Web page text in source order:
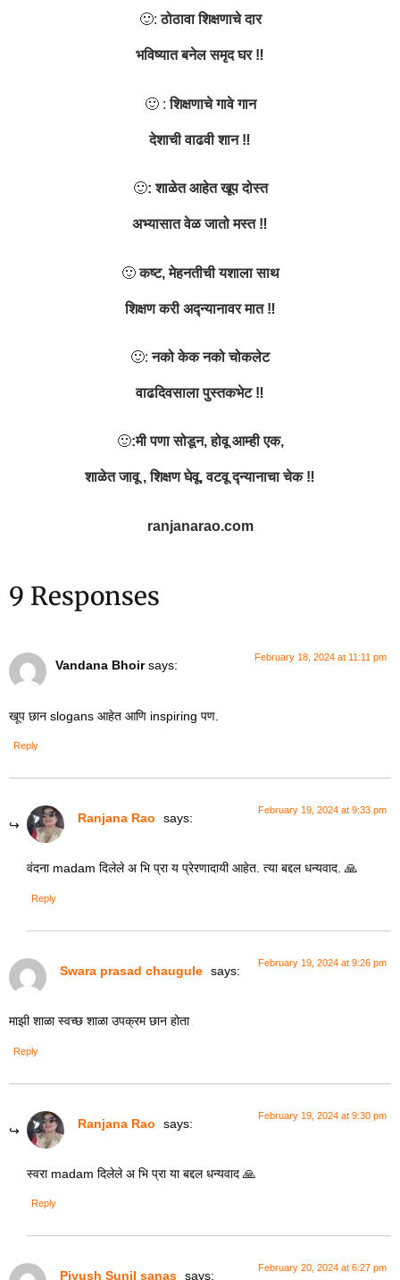
🙂:ठोठावा शिक्षणाचे दार
भविष्यात बनेल समृद घर ‼️
🙂 :शिक्षणाचे गावे गान
देशाची वाढवी शान ‼️
🙂: शाळेत आहेत खूप दोस्त
अभ्यासात वेळ जातो मस्त ‼️
🙂कष्ट, मेहनतीची यशाला साथ
शिक्षण करी अद्न्यानावर मात ‼️
🙂:नको केक नको चोकलेट
वाढदिवसाला पुस्तकभेट ‼️
🙂:मी पणा सोडून, होवू आम्ही एक,
शाळेत जावू , शिक्षण घेवू, वटवू द्न्यानाचा चेक ‼️
ranjanarao.com
9 Responses
Vandana Bhoir says:
February 18, 2024 at 11:11 pm
खूप छान slogans आहेत आणि inspiring पण.
Reply
Ranjana Rao says:
February 19, 2024 at 9:33 pm
वंदना madam दिलेले अ भि प्रा य प्रेरणादायी आहेत. त्या बद्दल धन्यवाद. 🙏
Reply
Swara prasad chaugule says:
February 19, 2024 at 9:26 pm
माझी शाळा स्वच्छ शाळा उपक्रम छान होता
Reply
Ranjana Rao says:
February 19, 2024 at 9:30 pm
स्वरा madam दिलेले अ भि प्रा या बद्दल धन्यवाद 🙏
Reply
Piyush Sunil sanas says:
February 20, 2024 at 6:27 pm